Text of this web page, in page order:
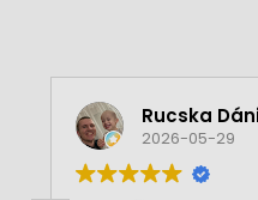
Rucska
2026-05-29